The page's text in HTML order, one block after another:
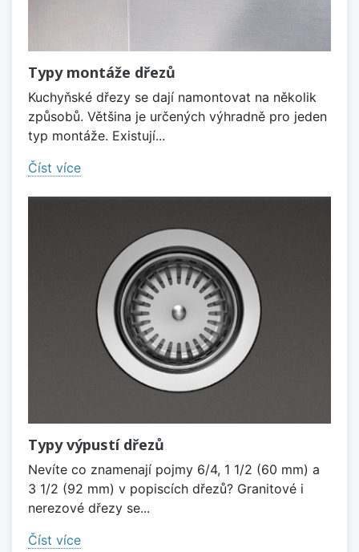
Typy montáže dřezů
Kuchyňské dřezy se dají namontovat na několik
způsobů. Většina je určených výhradně pro jeden
typ montáže. Existují...
Číst více
Typy výpustí dřezů
Nevíte co znamenají pojmy 6/4, 1 1/2 (60 mm) a
3 1/2 (92 mm) v popiscích dřezů? Granitové i
nerezové dřezy se...
Číst více